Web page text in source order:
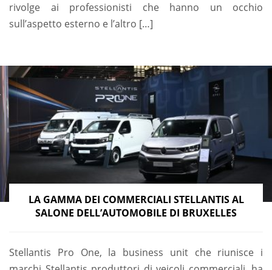
rivolge ai professionisti che hanno un occhio
sull’aspetto esterno e l’altro […]
LA GAMMA DEI COMMERCIALI STELLANTIS AL
SALONE DELL’AUTOMOBILE DI BRUXELLES
Stellantis Pro One, la business unit che riunisce i